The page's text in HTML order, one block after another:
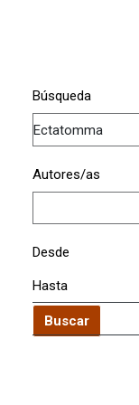
Búsqueda
Autores/as
Desde
Hasta
Buscar